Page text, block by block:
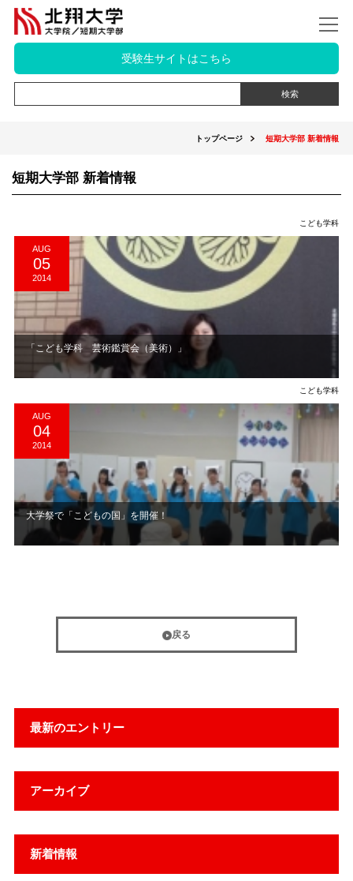
受験生サイトはこちら
トップページ 短期大学部 新着情報
最新のエントリー
アーカイブ
新着情報
短期大学部 新着情報
こども学科
AUG
05
2014
「こども学科 芸術鑑賞会（美術）」
こども学科
AUG
04
2014
大学祭で「こどもの国」を開催！
戻る